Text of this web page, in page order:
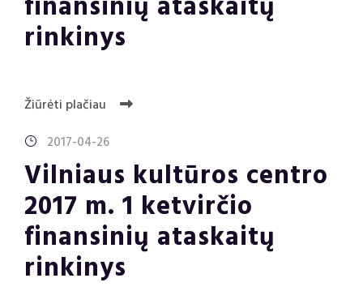
rinkinys
Žiūrėti plačiau
2017-04-26
Vilniaus kultūros centro
2017 m. 1 ketvirčio
finansinių ataskaitų
rinkinys